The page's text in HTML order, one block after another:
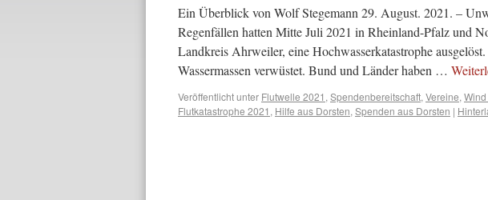
Ein Überblick von Wolf Stegemann 29. August. 2021. –
Regenfällen hatten Mitte Juli 2021 in Rheinland-Pfalz und
Landkreis Ahrweiler, eine Hochwasserkatastrophe
Wassermassen verwüstet. Bund und Länder haben …
Veröffentlicht unter Flutwelle 2021 , Spendenbereitschaft, Vereine,
Flutkatastrophe 2021 , Hilfe aus Dorsten, Spenden aus Dorsten |